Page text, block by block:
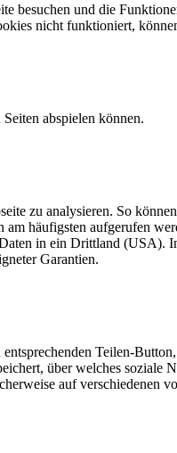
besuchen und die
nicht funktioniert,
abspielen können.
zu analysieren. So
häufigsten aufgerufen
in ein Drittland (USA).
Garantien.
Teilen-
über welches
auf verschiedenen